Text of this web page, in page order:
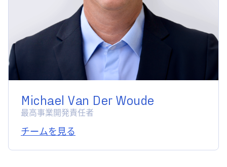
Michael Van Der Woude
最高事業開発責任者
チームを見る